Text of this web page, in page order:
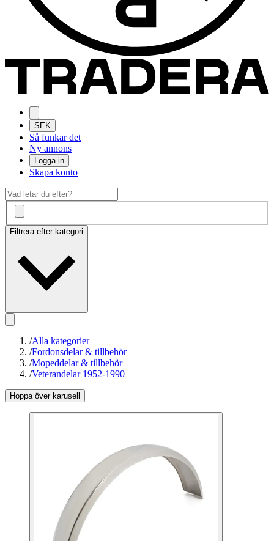
SEK
Så funkar det
Ny annons
Logga in
Skapa konto
Filtrera efter kategori
/Alla kategorier
/Fordonsdelar & tillbehör
/Mopeddelar & tillbehör
/Veterandelar 1952-1990
Hoppa över karusell